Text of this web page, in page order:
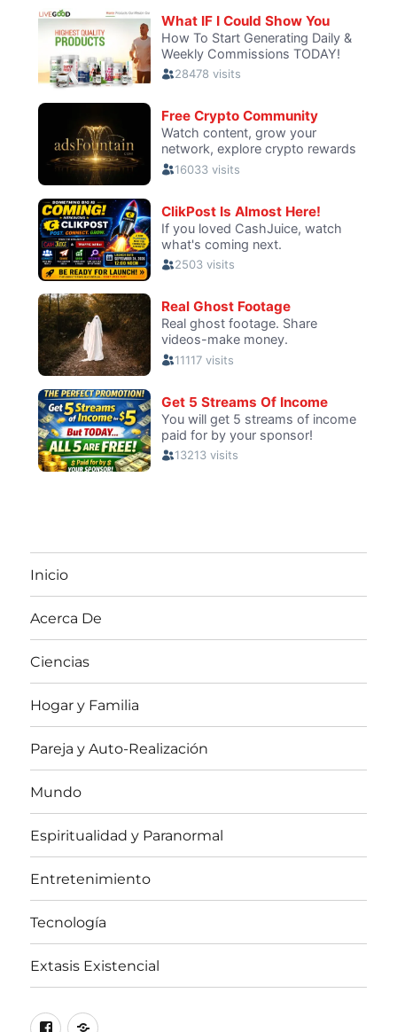
Inicio
Acerca De
Ciencias
Hogar y Familia
Pareja y Auto-Realización
Mundo
Espiritualidad y Paranormal
Entretenimiento
Tecnología
Extasis Existencial
Facebook
X